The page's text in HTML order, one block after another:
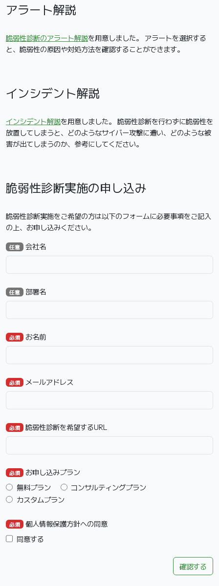
アラート解説
脆弱性診断のアラート解説を用意しました。 アラートを選択する
と、脆弱性の原因や対処方法を確認することができます。
インシデント解説
インシデント解説を用意しました。 脆弱性診断を行わずに脆弱性を
放置してしまうと、どのようなサイバー攻撃に遭い、どのような被
害が出てしまうのか、参考にしてください。
脆弱性診断実施の申し込み
脆弱性診断実施をご希望の方は以下のフォームに必要事項をご記入
の上、お申し込みください。
任意 会社名
任意 部署名
必須 お名前
必須 メールアドレス
必須 脆弱性診断を希望するURL
必須
お申し込みプラン
無料プラン
コンサルティングプラン
カスタムプラン
必須
個人情報保護方針への同意
同意する
確認する